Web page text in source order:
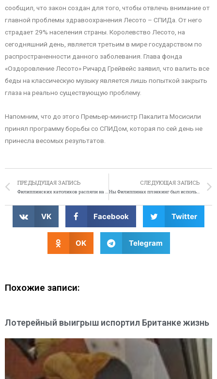
сообщил, что закон создан для того, чтобы отвлечь внимание от
главной проблемы здравоохранения Лесото – СПИДа. От него
страдает 29% населения страны. Королевство Лесото, на
сегодняшний день, является третьим в мире государством по
распространенности данного заболевания. Глава фонда
«Оздоровление Лесото» Ричард Грейвейс заявил, что валить все
беды на классическую музыку является лишь попыткой закрыть
глаза на реально существующую проблему.
Напомним, что до этого Премьер-министр Пакалита Мосисили
принял программу борьбы со СПИДом, которая по сей день не
принесла весомых результатов.
ПРЕДЫДУЩАЯ ЗАПИСЬ
Филиппинских католиков распяли на крестах
СЛЕДУЮЩАЯ ЗАПИСЬ
Ны Филиппинах плэнкинг был использован как знак протеста
VK Facebook Twitter
OK Telegram
Похожие записи:
Лотерейный выигрыш испортил Британке жизнь